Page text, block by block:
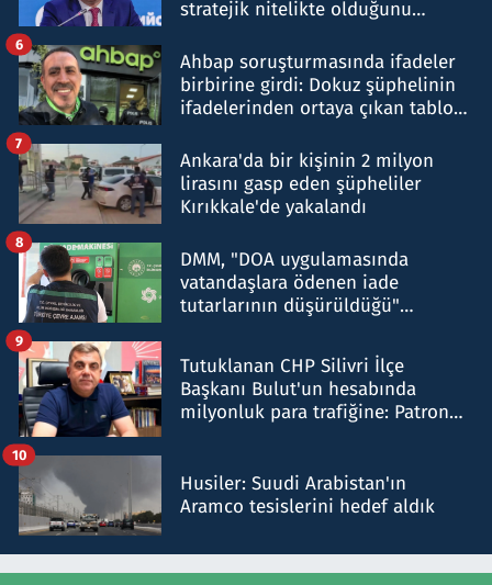
stratejik nitelikte olduğunu
Ahbap soruşturmasında ifadeler
birbirine girdi: Dokuz şüphelinin
ifadelerinden ortaya çıkan tablo
6
Ankara'da bir kişinin 2 milyon
lirasını gasp eden şüpheliler
Kırıkkale'de yakalandı
7
DMM, "DOA uygulamasında
vatandaşlara ödenen iade
tutarlarının düşürüldüğü"
8
Tutuklanan CHP Silivri İlçe
Başkanı Bulut'un hesabında
milyonluk para trafiğine: Patron
9
Husiler: Suudi Arabistan'ın
Aramco tesislerini hedef aldık
10